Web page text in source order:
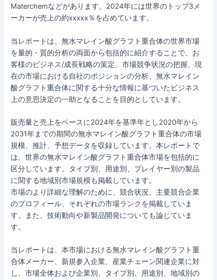
Materchemなどがあります。2024年には世界のトップ3メ
ーカーが売上の約xxxxx％を占めています。
当レポートは、無水マレイン酸グラフト重合体の世界市場
を量的・質的分析の両面から包括的に紹介することで、お
客様のビジネス/成長戦略の策定、市場競争状況の把握、現
在の市場における自社のポジションの分析、無水マレイン
酸グラフト重合体に関する十分な情報に基づいたビジネス
上の意思決定の一助となることを目的としています。
販売量と売上をベースに2024年を基準年とし2020年から
2031年までの期間の無水マレイン酸グラフト重合体の市場
規模、推計、予想データを収録しています。本レポートで
は、世界の無水マレイン酸グラフト重合体市場を包括的に
区分しています。タイプ別、用途別、プレイヤー別の製品
に関する地域別市場規模も掲載しています。
市場のより詳細な理解のために、競合状況、主要競合企業
のプロフィール、それぞれの市場ランクを掲載していま
す。また、技術動向や新製品開発についても論じていま
す。
当レポートは、本市場における無水マレイン酸グラフト重
合体メーカー、新規参入企業、産業チェーン関連企業に対
し、市場全体および企業別、タイプ別、用途別、地域別の